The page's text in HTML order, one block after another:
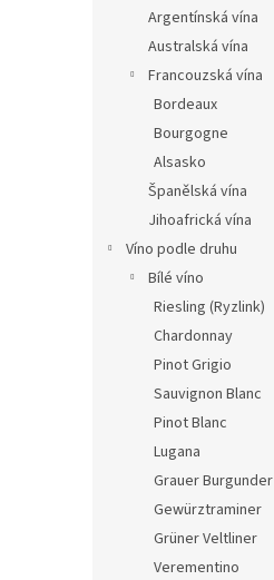
Argentínská vína
Australská vína
Francouzská vína
Bordeaux
Bourgogne
Alsasko
Španělská vína
Jihoafrická vína
Víno podle druhu
Bílé víno
Riesling (Ryzlink)
Chardonnay
Pinot Grigio
Sauvignon Blanc
Pinot Blanc
Lugana
Grauer Burgunder
Gewürztraminer
Grüner Veltliner
Verementino